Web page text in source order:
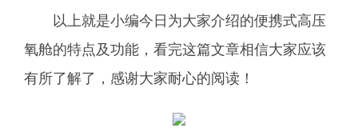
以上就是小编今日为大家介绍的便携式高压
氧舱的特点及功能，看完这篇文章相信大家应该
有所了解了，感谢大家耐心的阅读！